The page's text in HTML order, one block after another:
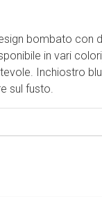
bombato con
in vari
Inchiostro
sul fusto.